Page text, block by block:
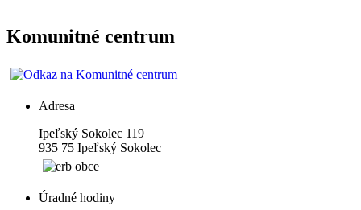
Komunitné centrum
Adresa
Ipeľský Sokolec 119
935 75 Ipeľský Sokolec
Úradné hodiny